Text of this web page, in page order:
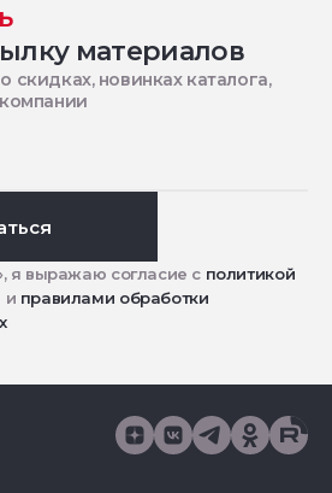
материалов
скидках, новинках каталога,
я выражаю согласие с политикой
и правилами обработки